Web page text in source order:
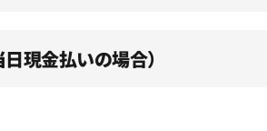
現金払いの場合）